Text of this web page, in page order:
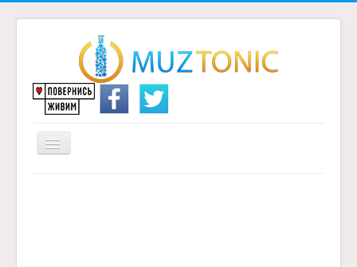
Перемикач
навігації